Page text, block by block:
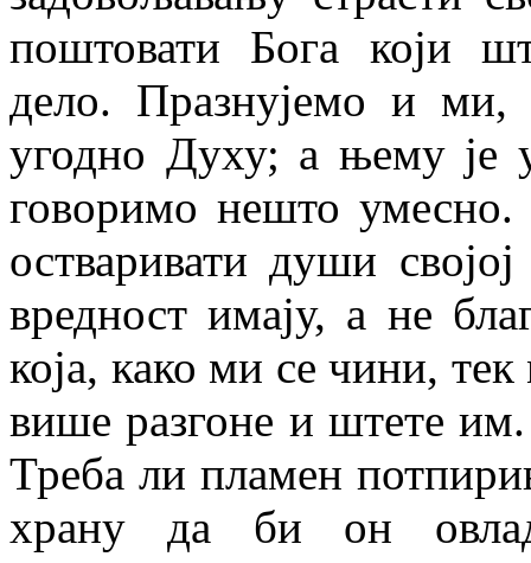
поштовати Бога који
дело. Празнујемо и ми,
угодно Духу; а њему је
говоримо нешто умесно.
остваривати души
вредност имају, а не
која, како ми се чини,
више разгоне и штете
Треба ли пламен
храну да би он